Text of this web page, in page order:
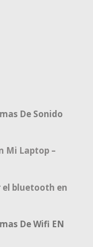
De Sonido
Mi Laptop –
bluetooth en
De Wifi EN